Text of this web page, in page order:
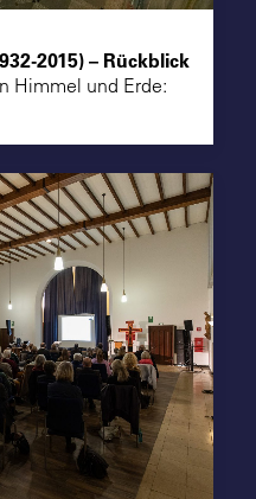
2015) – Rückblick
Himmel und Erde: